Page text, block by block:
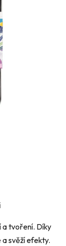
a tvoření. Díky
svěží efekty.